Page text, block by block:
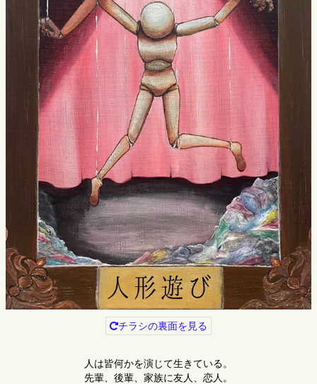
チラシの裏面を見る
人は皆何かを演じて生きている。
先輩、後輩、家族に友人、恋人。